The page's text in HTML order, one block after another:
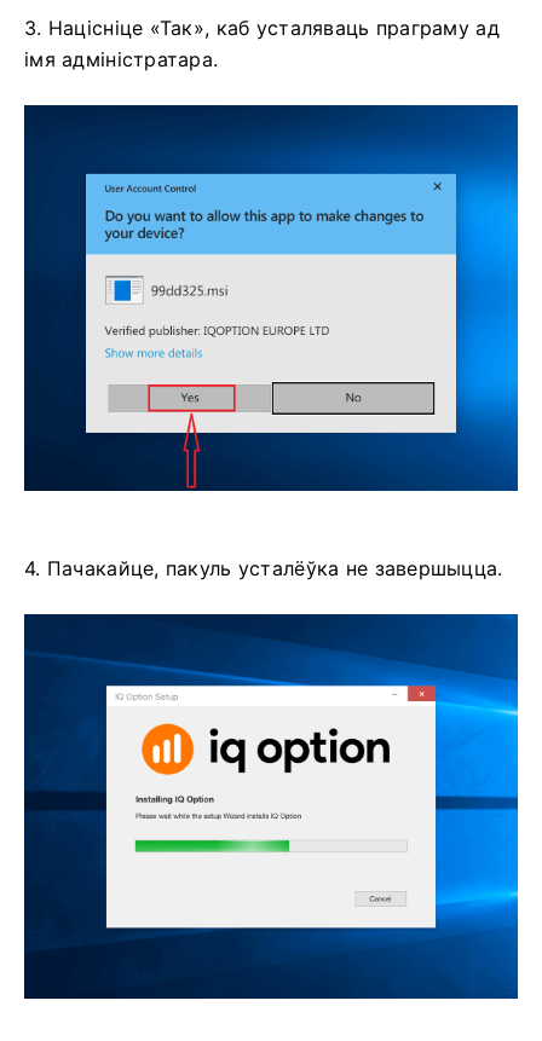
3. Націсніце «Так», каб усталяваць праграму ад
імя адміністратара.
4. Пачакайце, пакуль усталёўка не завершыцца.